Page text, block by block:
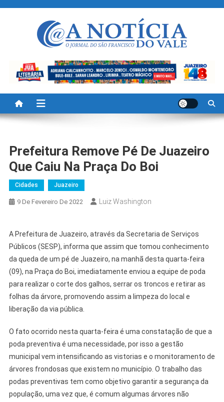
A Noticia Do Vale
Prefeitura Remove Pé De Juazeiro
Que Caiu Na Praça Do Boi
Cidades Juazeiro
9 De Fevereiro De 2022 Luiz Washington
A Prefeitura de Juazeiro, através da Secretaria de Serviços
Públicos (SESP), informa que assim que tomou conhecimento
da queda de um pé de Juazeiro, na manhã desta quarta-feira
(09), na Praça do Boi, imediatamente enviou a equipe de poda
para realizar o corte dos galhos, serrar os troncos e retirar as
folhas da árvore, promovendo assim a limpeza do local e
liberação da via pública.
O fato ocorrido nesta quarta-feira é uma constatação de que a
poda preventiva é uma necessidade, por isso a gestão
municipal vem intensificando as vistorias e o monitoramento de
árvores frondosas que existem no município. O trabalho das
podas preventivas tem como objetivo garantir a segurança da
população, uma vez que, é comum algumas árvores não